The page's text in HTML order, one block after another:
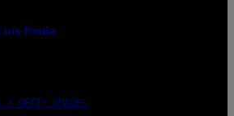
Prada
/ GETTY IMAGES